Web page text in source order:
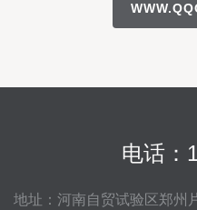
电话：
地址：河南自贸试验区郑州